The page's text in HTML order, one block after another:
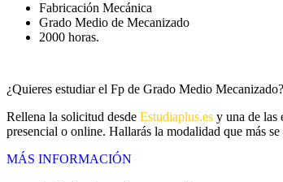
Fabricación Mecánica
Grado Medio de Mecanizado
2000 horas.
¿Quieres estudiar el Fp de Grado Medio Mecanizado?
Rellena la solicitud desde Estudiaplus.es y una de las
presencial o online. Hallarás la modalidad que más
MÁS INFORMACIÓN